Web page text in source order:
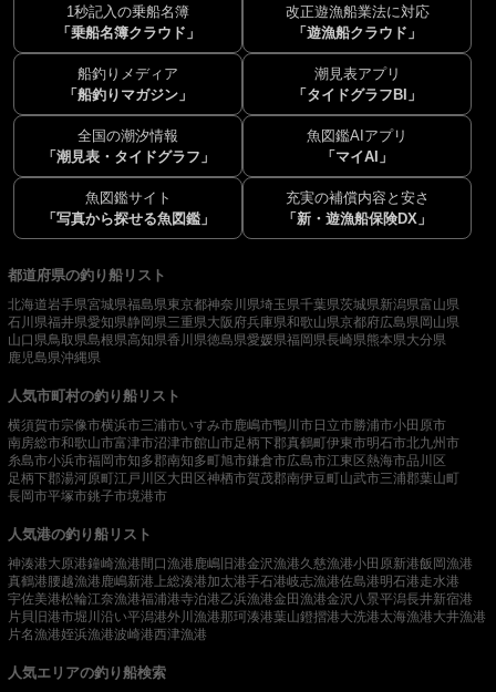
1秒記入の乗船名簿
「乗船名簿クラウド」
改正遊漁船業法に対応
「遊漁船クラウド」
船釣りメディア
「船釣りマガジン」
潮見表アプリ
「タイドグラフBI」
全国の潮汐情報
「潮見表・タイドグラフ」
魚図鑑AIアプリ
「マイAI」
魚図鑑サイト
「写真から探せる魚図鑑」
充実の補償内容と安さ
「新・遊漁船保険DX」
都道府県の釣り船リスト
北海道岩手県宮城県福島県東京都神奈川県埼玉県千葉県茨城県新潟県富山県
石川県福井県愛知県静岡県三重県大阪府兵庫県和歌山県京都府広島県岡山県
山口県鳥取県島根県高知県香川県徳島県愛媛県福岡県長崎県熊本県大分県
鹿児島県沖縄県
人気市町村の釣り船リスト
横須賀市宗像市横浜市三浦市いすみ市鹿嶋市鴨川市日立市勝浦市小田原市
南房総市和歌山市富津市沼津市館山市足柄下郡真鶴町伊東市明石市北九州市
糸島市小浜市福岡市知多郡南知多町旭市鎌倉市広島市江東区熱海市品川区
足柄下郡湯河原町江戸川区大田区神栖市賀茂郡南伊豆町山武市三浦郡葉山町
長岡市平塚市銚子市境港市
人気港の釣り船リスト
神湊港大原港鐘崎漁港間口漁港 鹿嶋旧港金沢漁港久慈漁港小田原新港飯岡漁港
真鶴港腰越漁港 鹿嶋新港 上総湊港加太港手石港岐志漁港佐島港明石港走水港
宇佐美港松輪江奈漁港福浦港寺泊港乙浜漁港金田漁港金沢八景平潟長井新宿港
片貝旧港市堀川沿い平潟港外川漁港那珂湊港葉山鐙摺港大洗港太海漁港大井漁港
片名漁港姪浜漁港波崎港西津漁港
人気エリアの釣り船検索